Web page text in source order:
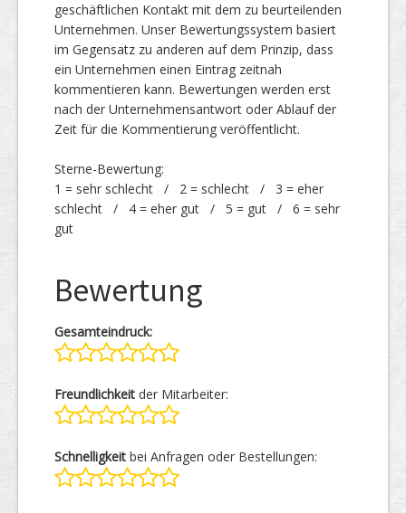
geschäftlichen Kontakt mit dem zu beurteilenden
Unternehmen. Unser Bewertungssystem basiert
im Gegensatz zu anderen auf dem Prinzip, dass
ein Unternehmen einen Eintrag zeitnah
kommentieren kann. Bewertungen werden erst
nach der Unternehmensantwort oder Ablauf der
Zeit für die Kommentierung veröffentlicht.
Sterne-Bewertung:
1 = sehr schlecht / 2 = schlecht / 3 = eher
schlecht / 4 = eher gut / 5 = gut / 6 = sehr
gut
Bewertung
Gesamteindruck:
Freundlichkeit der Mitarbeiter:
Schnelligkeit bei Anfragen oder Bestellungen: